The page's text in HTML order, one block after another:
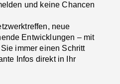
und keine Chancen
neue
Entwicklungen – mit
immer einen Schritt
Infos direkt in Ihr